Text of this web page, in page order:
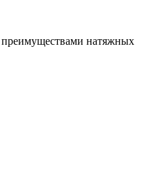
преимуществами натяжных